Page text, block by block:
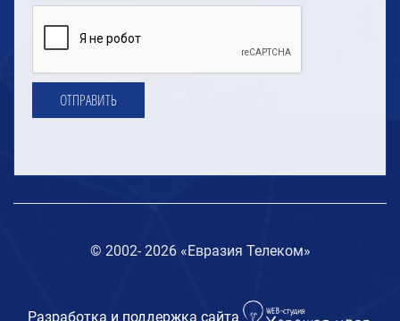
ОТПРАВИТЬ
© 2002- 2026 «Евразия Телеком»
Разработка и поддержка сайта